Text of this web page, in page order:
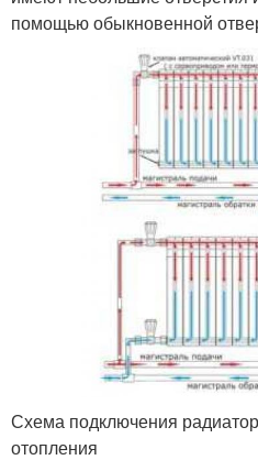
помощью обыкновенной
Схема подключения
отопления